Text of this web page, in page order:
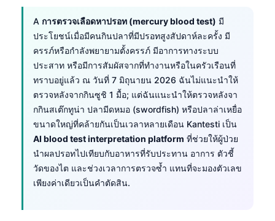
A การตรวจเลือดหาปรอท (mercury blood test) มี
ประโยชน์เมื่อมีคนกินปลาที่มีปรอทสูงสัปดาห์ละครั้ง มี
ครรภ์หรือกำลังพยายามตั้งครรภ์ มีอาการทางระบบ
ประสาท หรือมีการสัมผัสจากที่ทำงานหรือในครัวเรือนที่
ทราบอยู่แล้ว ณ วันที่ 7 มิถุนายน 2026 ฉันไม่แนะนำให้
ตรวจหลังจากกินซูชิ 1 มื้อ; แต่ฉันแนะนำให้ตรวจหลังจา
กกินสเต๊กทูน่า ปลามีดหมอ (swordfish) หรือปลาล่าเหยื่อ
ขนาดใหญ่ที่คล้ายกันเป็นเวลาหลายเดือน Kantesti เป็น
AI blood test interpretation platform ที่ช่วยให้ผู้ป่วย
นำผลปรอทไปเทียบกับอาหารที่รับประทาน อาการ ตัวชี้
วัดของไต และช่วงเวลาการตรวจซ้ำ แทนที่จะมองตัวเลข
เพียงค่าเดียวเป็นคำตัดสิน.